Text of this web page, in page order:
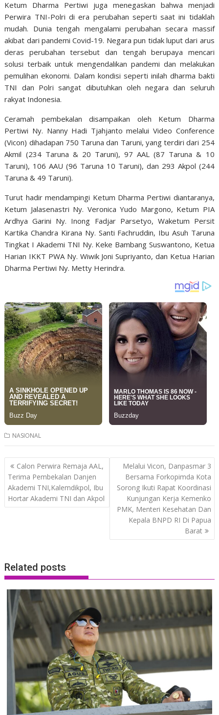
Ketum Dharma Pertiwi juga menegaskan bahwa menjadi
Perwira TNI-Polri di era perubahan seperti saat ini tidaklah
mudah. Dunia tengah mengalami perubahan secara massif
akibat dari pandemi Covid-19. Negara pun tidak luput dari arus
deras perubahan tersebut dan tengah berupaya mencari
solusi terbaik untuk mengendalikan pandemi dan melakukan
pemulihan ekonomi. Dalam kondisi seperti inilah dharma bakti
TNI dan Polri sangat dibutuhkan oleh negara dan seluruh
rakyat Indonesia.
Ceramah pembekalan disampaikan oleh Ketum Dharma
Pertiwi Ny. Nanny Hadi Tjahjanto melalui Video Conference
(Vicon) dihadapan 750 Taruna dan Taruni, yang terdiri dari 254
Akmil (234 Taruna & 20 Taruni), 97 AAL (87 Taruna & 10
Taruni), 106 AAU (96 Taruna 10 Taruni), dan 293 Akpol (244
Taruna & 49 Taruni).
Turut hadir mendampingi Ketum Dharma Pertiwi diantaranya,
Ketum Jalasenastri Ny. Veronica Yudo Margono, Ketum PIA
Ardhya Garini Ny. Inong Fadjar Parsetyo, Waketum Persit
Kartika Chandra Kirana Ny. Santi Fachruddin, Ibu Asuh Taruna
Tingkat I Akademi TNI Ny. Keke Bambang Suswantono, Ketua
Harian IKKT PWA Ny. Wiwik Joni Supriyanto, dan Ketua Harian
Dharma Pertiwi Ny. Metty Herindra.
NASIONAL
Post
navigation
Calon Perwira Remaja AAL,
Terima Pembekalan Danjen
Akademi TNI,Kalemdikpol, Ibu
Hortar Akademi TNI dan Akpol
Melalui Vicon, Danpasmar 3
Bersama Forkopimda Kota
Sorong Ikuti Rapat Koordinasi
Kunjungan Kerja Kemenko
PMK, Menteri Kesehatan Dan
Kepala BNPD RI Di Papua
Barat
Related posts